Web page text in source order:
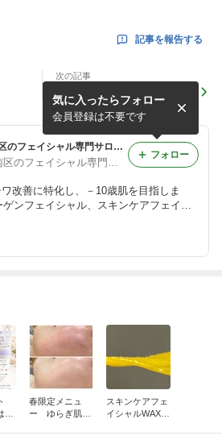
記事を報告する
次の記事
えつ｜福岡市南区のフェイシャル専門サロン BASE
改善に特化し、－10歳肌を目指しま
ンフェイシャル、スキンケアフェイシ
のケアを提供。 無料相談受付中！
気に入ったらフォロー
会員登録は不要です
フォロー
春限定メニュ
ー ゆらぎ肌フ
スキンケアフェ
イシャルWAX＋